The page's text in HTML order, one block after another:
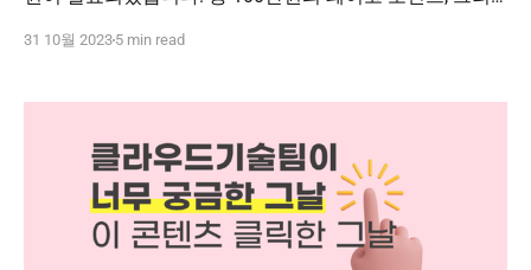
개합니다 : ) 피앤피시큐어 2023년 3/4분기 BOB 사원 전략
올해 세 번째 피앤피시큐어 우수사원 포상의 주인공은 바
로 전략기술본부의 김OO 대리님입니다. 다시 한 번 축하드
리고, 행복한
31 10월 2023 5 min read